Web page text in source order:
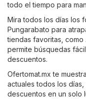
todo el tiempo para
Mira todos los días los
Pungarabato para
tiendas favoritas,
permite búsquedas
descuentos.
Ofertomat.mx te
actuales todos los
descuentos en un solo